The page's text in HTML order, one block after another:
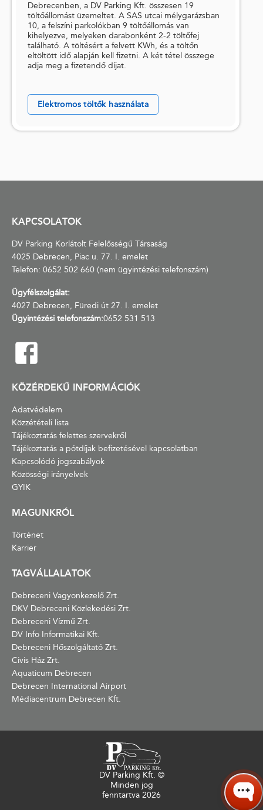
Debrecenben, a DV Parking Kft. összesen 19
töltőállomást üzemeltet. A SAS utcai mélygarázsban
10, a felszíni parkolókban 9 töltőállomás van
kihelyezve, melyeken darabonként 2-2 töltőfej
található. A töltésért a felvett KWh, és a töltőn
eltöltött idő alapján kell fizetni. A két tétel összege
adja meg a fizetendő díjat.
Elektromos töltők használata
KAPCSOLATOK
DV Parking Korlátolt Felelősségű Társaság
4025 Debrecen, Piac u. 77. I. emelet
Telefon: 0652 502 660 (nem ügyintézési telefonszám)
Ügyfélszolgálat:
4027 Debrecen, Füredi út 27. I. emelet
Ügyintézési telefonszám:0652 531 513
KÖZÉRDEKŰ INFORMÁCIÓK
Adatvédelem
Közzétételi lista
Tájékoztatás felettes szervekről
Tájékoztatás a pótdíjak befizetésével kapcsolatban
Kapcsolódó jogszabályok
Közösségi irányelvek
GYIK
MAGUNKRÓL
Történet
Karrier
TAGVÁLLALATOK
Debreceni Vagyonkezelő Zrt.
DKV Debreceni Közlekedési Zrt.
Debreceni Vízmű Zrt.
DV Info Informatikai Kft.
Debreceni Hőszolgáltató Zrt.
Civis Ház Zrt.
Aquaticum Debrecen
Debrecen International Airport
Médiacentrum Debrecen Kft.
DV Parking Kft. ©
Minden jog
fenntartva 2026